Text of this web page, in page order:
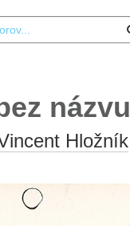
názvu
Hložník